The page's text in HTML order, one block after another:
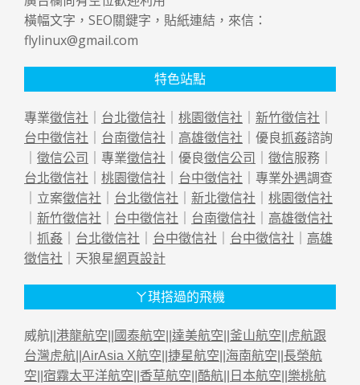
橫幅文字，SEO關鍵字，貼紙連結，來信：
flylinux@gmail.com
特色站點
專業徵信社 ｜ 台北徵信社 ｜ 桃園徵信社 ｜ 新竹徵信社 ｜
台中徵信社 ｜ 台南徵信社 ｜ 高雄徵信社 ｜優良抓姦諮詢
｜ 徵信公司 ｜專業徵信社 ｜優良徵信公司 ｜ 徵信服務｜
台北徵信社 ｜ 桃園徵信社 ｜ 台中徵信社 ｜專業外遇調查
｜立案徵信社 ｜ 台北徵信社 ｜ 新北徵信社 ｜ 桃園徵信社
｜ 新竹徵信社 ｜ 台中徵信社 ｜ 台南徵信社 ｜ 高雄徵信社
｜ 抓姦 ｜ 台北徵信社 ｜ 台中徵信社 ｜ 台中徵信社 ｜ 高雄
徵信社 ｜天狼星網頁設計
ㄚ琪搭過的飛機
威航|| 港龍航空 國泰航空 達美航空 釜山航空
虎航跟
台灣虎航 AirAsia X航空 捷星航空 海南航空 長榮航
空 宿霧太平洋航空 香草航空 酷航 日本航空 樂桃航